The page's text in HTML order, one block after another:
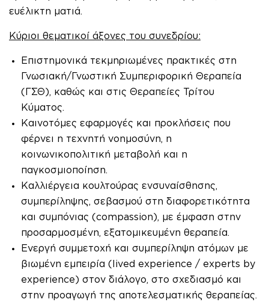
ευέλικτη ματιά.
Κύριοι θεματικοί άξονες του συνεδρίου:
Επιστημονικά τεκμηριωμένες πρακτικές στη
Γνωσιακή/Γνωστική Συμπεριφορική Θεραπεία
(ΓΣΘ), καθώς και στις Θεραπείες Τρίτου
Κύματος.
Καινοτόμες εφαρμογές και προκλήσεις που
φέρνει η τεχνητή νοημοσύνη, η
κοινωνικοπολιτική μεταβολή και η
παγκοσμιοποίηση.
Καλλιέργεια κουλτούρας ενσυναίσθησης,
συμπερίληψης, σεβασμού στη διαφορετικότητα
και συμπόνιας (compassion), με έμφαση στην
προσαρμοσμένη, εξατομικευμένη θεραπεία.
Ενεργή συμμετοχή και συμπερίληψη ατόμων με
βιωμένη εμπειρία (lived experience / experts by
experience) στον διάλογο, στο σχεδιασμό και
στην προαγωγή της αποτελεσματικής θεραπείας.